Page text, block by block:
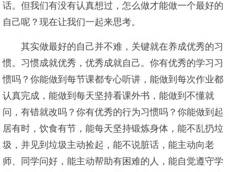
话。但我们有没有认真想过，怎么做才能做一个最好的
自己呢？现在让我们一起来思考。
其实做最好的自己并不难，关键就在养成优秀的习
惯。习惯成就优秀，优秀成就自己。你有优秀的学习习
惯吗？你能做到每节课都专心听讲，能做到每次作业都
认真完成，能做到每天坚持看课外书，能做到不懂就
问，有错就改吗？你有优秀的行为习惯吗？你能做到起
居有时，饮食有节，能每天坚持锻炼身体，能不乱扔垃
圾，并见到垃圾主动捡起，能不说脏话，能主动向老
师、同学问好，能主动帮助有困难的人，能自觉遵守学